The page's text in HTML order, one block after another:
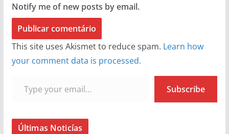
Notify me of new posts by email.
This site uses Akismet to reduce spam. Learn how
your comment data is processed.
Subscribe
Últimas Noticías